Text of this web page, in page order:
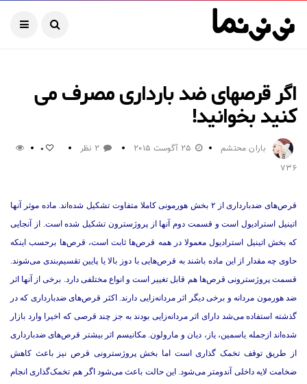
اگر قرصهای ضد بارداری مصرف می
کنید بخوانید!
باران محتشم 25 آگوست 2015 2 نظر 0
736
قرص‌های ضدبارداری از ۲ بخش هورمونی کاملا متفاوت تشکیل شده‌اند. ماده موثر آنها
اتینیل استرادیول است و قسمت دوم آنها از پروژسترون تشکیل شده است. از آنجایی
که بخش اتینیل استرادیول معمولا در همه قرص‌ها ثابت است، قرص‌ها برحسب اینکه
حاوی چه مقدار از این ماده باشند به قرص‌هایی با دوز بالا یا پایین تقسیم‌بندی می‌شوند.
قسمت پروژسترونی قرص‌ها هم قابل تغییر است و انواع مختلفی دارد. برخی از آنها اثر
ضد هورمون مردانه و برخی دیگر اثر مردانه‌زایی دارند. اکثر قرص‌های ضدبارداری که در
گذشته استفاده می‌شد دارای اثر مردانه‌زایی بودند به جز چند قرصی که اخیرا وارد بازار
شده‌اند ازجمله یاسمین، یاز، دیان و مارولون. مکانیسم اثر بیشتر قرص‌های ضدبارداری
از طریق توقف تخمک گذاری است اما بخش پروژسترونی قرص نیز باعث کاهش
ضخامت لایه داخلی آندومتر می‌شود. این حالت باعث می‌شود اگر هم تخمک‌گذاری انجام